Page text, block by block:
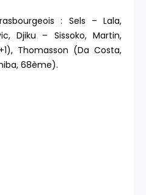
: Sels – Lala,
Djiku – Sissoko, Martin,
Thomasson (Da Costa,
68ème).